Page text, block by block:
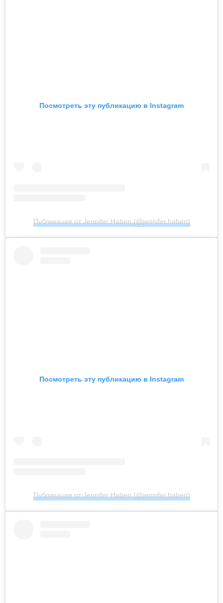
Посмотреть эту публикацию в Instagram
Публикация от Jennifer Haben (@jennifer.haben)
Посмотреть эту публикацию в Instagram
Публикация от Jennifer Haben (@jennifer.haben)